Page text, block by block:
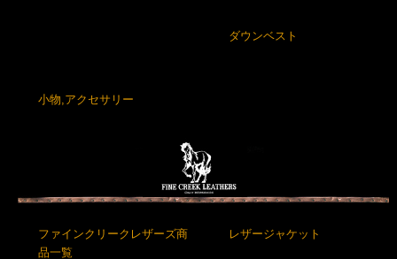
ダウンベスト
小物,アクセサリー
ファインクリークレザーズ商
品一覧
レザージャケット